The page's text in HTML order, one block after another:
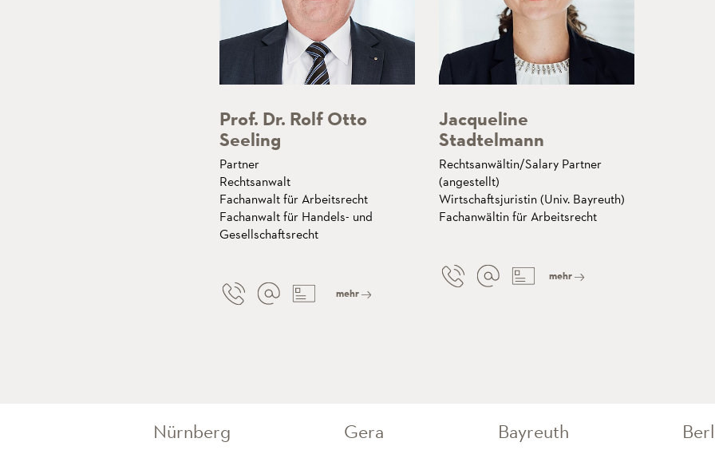
Prof. Dr. Rolf Otto
Seeling
Partner
Rechtsanwalt
Fachanwalt für Arbeitsrecht
Fachanwalt für Handels- und
Gesellschaftsrecht
mehr
Jacqueline
Stadtelmann
Rechtsanwältin/Salary Partner
(angestellt)
Wirtschaftsjuristin (Univ. Bayreuth)
Fachanwältin für Arbeitsrecht
mehr
Nürnberg Gera Bayreuth